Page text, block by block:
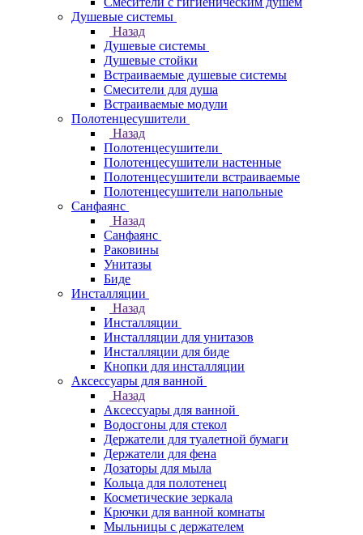
Душевые системы
Назад
Душевые системы
Душевые стойки
Встраиваемые душевые системы
Смесители для душа
Встраиваемые модули
Полотенцесушители
Назад
Полотенцесушители
Полотенцесушители настенные
Полотенцесушители встраиваемые
Полотенцесушители напольные
Санфаянс
Назад
Санфаянс
Раковины
Унитазы
Биде
Инсталляции
Назад
Инсталляции
Инсталляции для унитазов
Инсталляции для биде
Кнопки для инсталляции
Аксессуары для ванной
Назад
Аксессуары для ванной
Водосгоны для стекол
Держатели для туалетной бумаги
Держатели для фена
Дозаторы для мыла
Кольца для полотенец
Косметические зеркала
Крючки для ванной комнаты
Мыльницы с держателем